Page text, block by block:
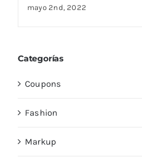
mayo 2nd, 2022
Categorías
Coupons
Fashion
Markup